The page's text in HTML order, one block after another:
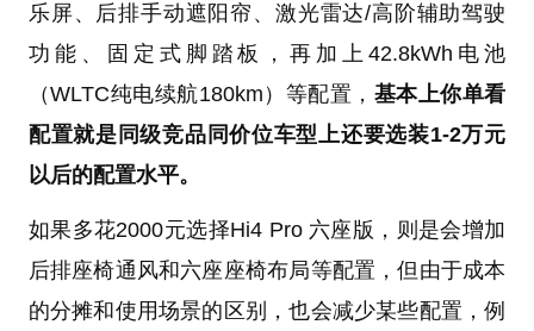
乐屏、后排手动遮阳帘、激光雷达/高阶辅助驾驶
功能、固定式脚踏板，再加上42.8kWh电池
（WLTC纯电续航180km）等配置， 基本上你单看
配置就是同级竞品同价位车型上还要选装1-2万元
以后的配置水平。
如果多花2000元选择Hi4 Pro 六座版，则是会增加
后排座椅通风和六座座椅布局等配置，但由于成本
的分摊和使用场景的区别，也会减少某些配置，例